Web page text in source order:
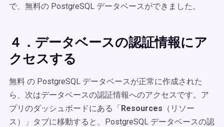
で、無料の PostgreSQL データベースができました。
４．データベースの認証情報にア
クセスする
無料 の PostgreSQL データベースが正常に作成された
ら、次はデータベースの認証情報へのアクセスです。ア
プリのダッシュボードにある「Resources （リソー
ス）」タブに移動すると、PostgreSQL データベースの認